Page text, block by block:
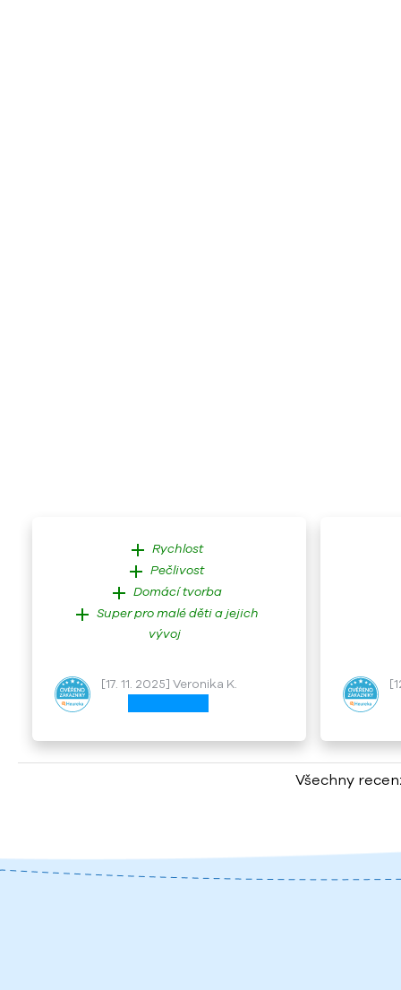
add Rychlost
add Pečlivost
add Domácí tvorba
add
Super pro malé děti a jejich
vývoj
[17. 11. 2025] Veronika K.
Všechny